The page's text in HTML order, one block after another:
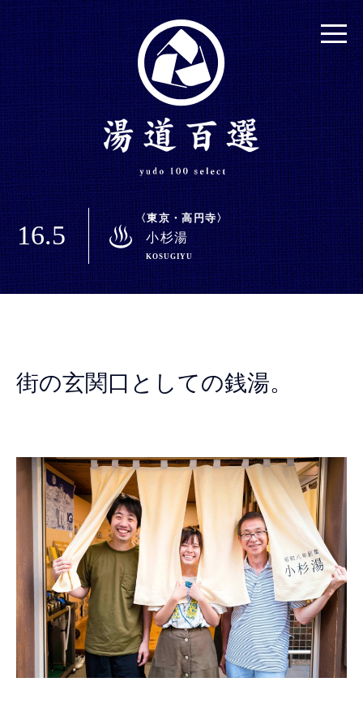
16.5
東京・高円寺
小杉湯
KOSUGIYU
街の玄関口としての銭湯。